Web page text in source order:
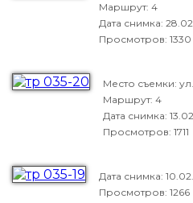
Маршрут: 4
Дата снимка:
Просмотров: 1330
Место съемки:
Маршрут: 4
Дата снимка:
Просмотров: 1711
Дата снимка:
Просмотров: 1266